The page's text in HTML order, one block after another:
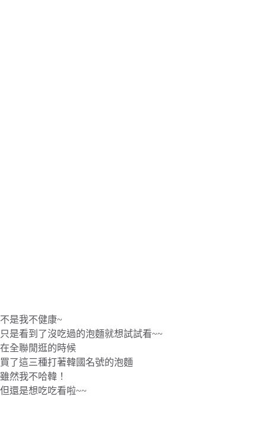
不是我不健康~
只是看到了沒吃過的泡麵就想試試看~~
在全聯閒逛的時候
買了這三種打著韓國名號的泡麵
雖然我不哈韓！
但還是想吃吃看啦~~